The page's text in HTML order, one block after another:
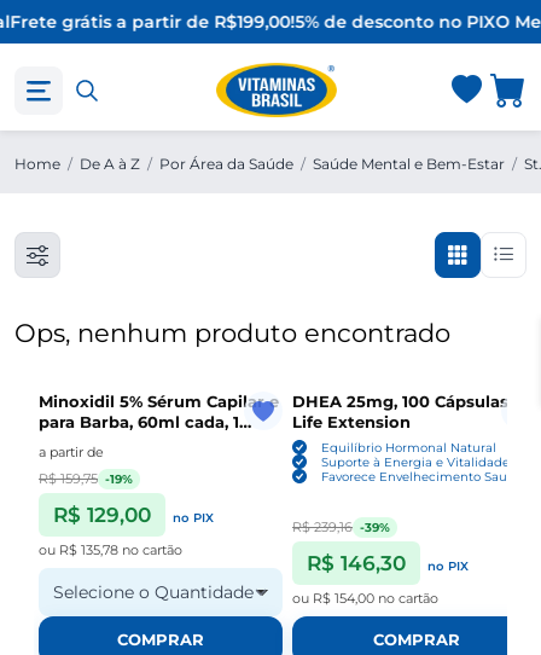
Frete grátis a partir de R$199,00!5% de desconto no PIXO
Home / De A à Z / Por Área da Saúde / Saúde Mental e Bem-Estar /
Ops, nenhum produto encontrado
Minoxidil 5% Sérum Capilar e
para Barba, 60ml cada, 1
Sefralls
a partir de
R$ 159,75 -19%
R$ 129,00 no PIX
ou R$ 135,78 no cartão
Selecione o Quantidade
COMPRAR
DHEA 25mg, 100 Cápsulas ,
Life Extension
Equilíbrio Hormonal Natural
Suporte à Energia e Vitalidade
Favorece Envelhecimento Saudável
R$ 239,16 -39%
R$ 146,30 no PIX
ou R$ 154,00 no cartão
COMPRAR